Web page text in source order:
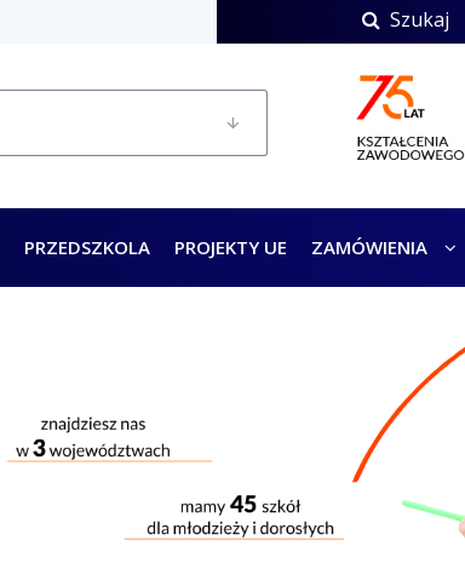
Szukaj
PRZEDSZKOLA PROJEKTY UE ZAMÓWIENIA